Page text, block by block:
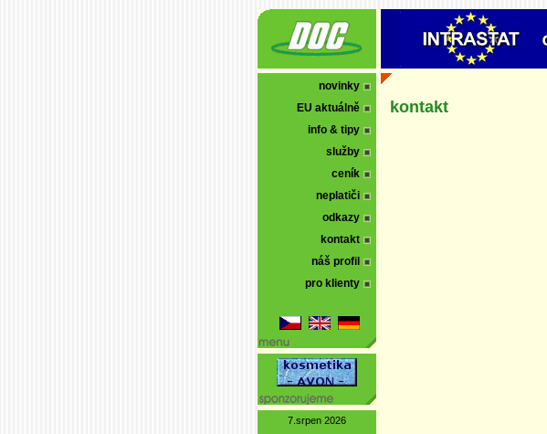
novinky
EU aktuálně
info & tipy
služby
ceník
neplatiči
odkazy
kontakt
náš profil
pro klienty
7.srpen 2026
kontakt